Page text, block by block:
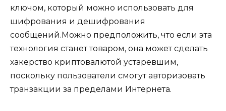
ключом, который можно использовать для
шифрования и дешифрования
сообщений.Можно предположить, что если эта
технология станет товаром, она может сделать
хакерство криптовалютой устаревшим,
поскольку пользователи смогут авторизовать
транзакции за пределами Интернета.